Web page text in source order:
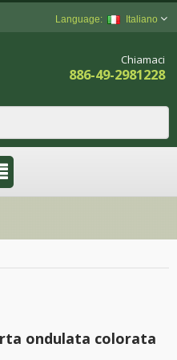
Italiano
Chiamaci
886-49-2981228
ondulata colorata